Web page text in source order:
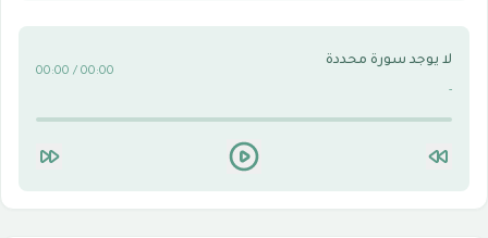
لا يوجد سورة محددة
00:00 / 00:00